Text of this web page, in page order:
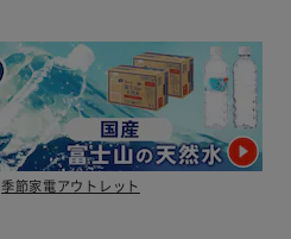
季節家電アウトレット